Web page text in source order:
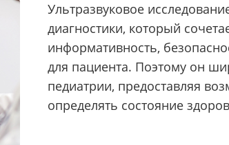
Ультразвуковое
диагностики, который
информативность,
для пациента. Поэтому он
педиатрии, предоставляя
определять состояние